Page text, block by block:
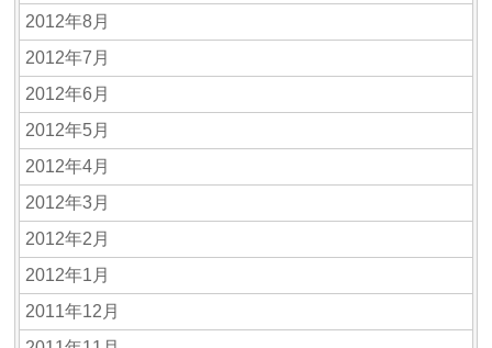
2012年8月
2012年7月
2012年6月
2012年5月
2012年4月
2012年3月
2012年2月
2012年1月
2011年12月